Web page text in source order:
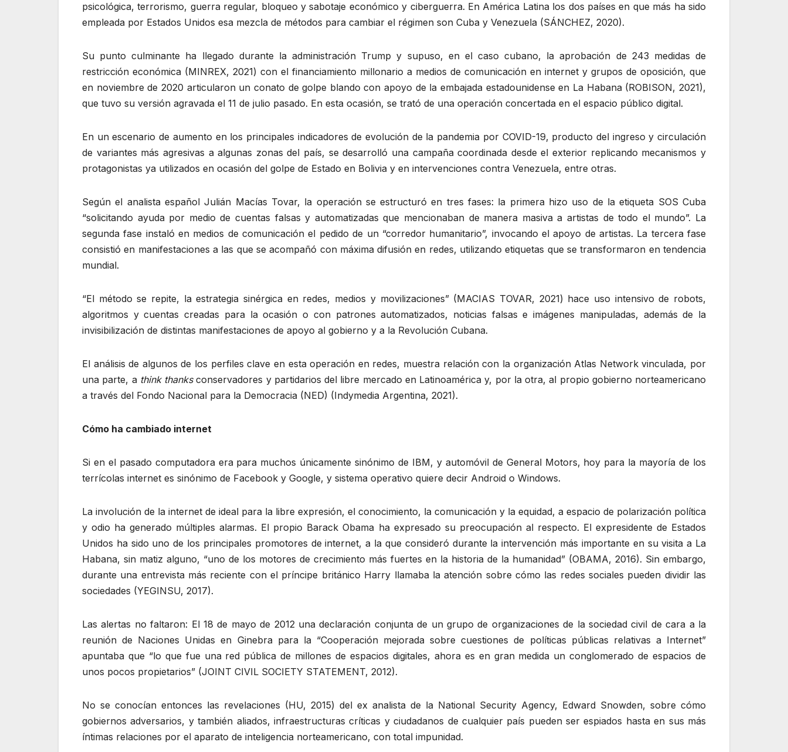
psicológica, terrorismo, guerra regular, bloqueo y sabotaje económico y ciberguerra. En América Latina los dos países en que más ha sido
empleada por Estados Unidos esa mezcla de métodos para cambiar el régimen son Cuba y Venezuela (SÁNCHEZ, 2020).
Su punto culminante ha llegado durante la administración Trump y supuso, en el caso cubano, la aprobación de 243 medidas de
restricción económica (MINREX, 2021) con el financiamiento millonario a medios de comunicación en internet y grupos de oposición, que
en noviembre de 2020 articularon un conato de golpe blando con apoyo de la embajada estadounidense en La Habana (ROBISON, 2021),
que tuvo su versión agravada el 11 de julio pasado. En esta ocasión, se trató de una operación concertada en el espacio público digital.
En un escenario de aumento en los principales indicadores de evolución de la pandemia por COVID-19, producto del ingreso y circulación
de variantes más agresivas a algunas zonas del país, se desarrolló una campaña coordinada desde el exterior replicando mecanismos y
protagonistas ya utilizados en ocasión del golpe de Estado en Bolivia y en intervenciones contra Venezuela, entre otras.
Según el analista español Julián Macías Tovar, la operación se estructuró en tres fases: la primera hizo uso de la etiqueta SOS Cuba
“solicitando ayuda por medio de cuentas falsas y automatizadas que mencionaban de manera masiva a artistas de todo el mundo”. La
segunda fase instaló en medios de comunicación el pedido de un “corredor humanitario”, invocando el apoyo de artistas. La tercera fase
consistió en manifestaciones a las que se acompañó con máxima difusión en redes, utilizando etiquetas que se transformaron en tendencia
mundial.
“El método se repite, la estrategia sinérgica en redes, medios y movilizaciones” (MACIAS TOVAR, 2021) hace uso intensivo de robots,
algoritmos y cuentas creadas para la ocasión o con patrones automatizados, noticias falsas e imágenes manipuladas, además de la
invisibilización de distintas manifestaciones de apoyo al gobierno y a la Revolución Cubana.
El análisis de algunos de los perfiles clave en esta operación en redes, muestra relación con la organización Atlas Network vinculada, por
una parte, a think thanksconservadores y partidarios del libre mercado en Latinoamérica y, por la otra, al propio gobierno norteamericano
a través del Fondo Nacional para la Democracia (NED) (Indymedia Argentina, 2021).
Cómo ha cambiado internet
Si en el pasado computadora era para muchos únicamente sinónimo de IBM, y automóvil de General Motors, hoy para la mayoría de los
terrícolas internet es sinónimo de Facebook y Google, y sistema operativo quiere decir Android o Windows.
La involución de la internet de ideal para la libre expresión, el conocimiento, la comunicación y la equidad, a espacio de polarización política
y odio ha generado múltiples alarmas. El propio Barack Obama ha expresado su preocupación al respecto. El expresidente de Estados
Unidos ha sido uno de los principales promotores de internet, a la que consideró durante la intervención más importante en su visita a La
Habana, sin matiz alguno, “uno de los motores de crecimiento más fuertes en la historia de la humanidad” (OBAMA, 2016). Sin embargo,
durante una entrevista más reciente con el príncipe británico Harry llamaba la atención sobre cómo las redes sociales pueden dividir las
sociedades (YEGINSU, 2017).
Las alertas no faltaron: El 18 de mayo de 2012 una declaración conjunta de un grupo de organizaciones de la sociedad civil de cara a la
reunión de Naciones Unidas en Ginebra para la “Cooperación mejorada sobre cuestiones de políticas públicas relativas a Internet”
apuntaba que “lo que fue una red pública de millones de espacios digitales, ahora es en gran medida un conglomerado de espacios de
unos pocos propietarios” (JOINT CIVIL SOCIETY STATEMENT, 2012).
No se conocían entonces las revelaciones (HU, 2015) del ex analista de la National Security Agency, Edward Snowden, sobre cómo
gobiernos adversarios, y también aliados, infraestructuras críticas y ciudadanos de cualquier país pueden ser espiados hasta en sus más
íntimas relaciones por el aparato de inteligencia norteamericano, con total impunidad.